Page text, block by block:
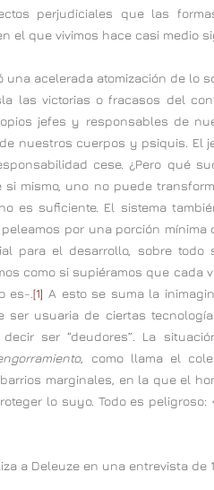
perjudiciales que las
el que vivimos hace casi medio
acelerada atomización de lo
las victorias o fracasos del
jefes y responsables de
nuestros cuerpos y psiquis. El
cese. ¿Pero qué
mismo, uno no puede
es suficiente. El sistema
por una porción mínima
para el desarrollo, sobre todo
como si supiéramos que cada
es-.[1] A esto se suma la
ser usuaria de ciertas
ser “deudores”. La
, como llama el
marginales, en la que el
lo suyo. Todo es peligroso:
a Deleuze en una entrevista de